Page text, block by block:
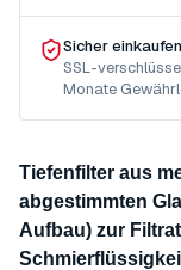
Sicher einkaufen
SSL-
Monate
Tiefenfilter aus
abgestimmten
Aufbau) zur